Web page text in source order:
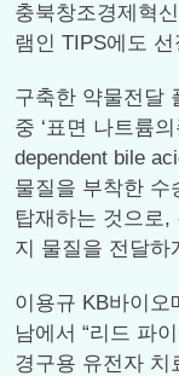
충북창조경제혁
램인 TIPS에도
구축한 약물전달
중 ‘표면 나트륨
dependent bile
물질을 부착한 수
탑재하는 것으로,
지 물질을 전달하
이용규 KB바이
남에서 “리드 파
경구용 유전자 치